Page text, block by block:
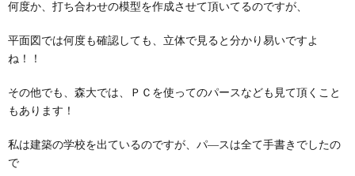
何度か、打ち合わせの模型を作成させて頂いてるのですが、
平面図では何度も確認しても、立体で見ると分かり易いですよ
ね！！
その他でも、森大では、ＰＣを使ってのパースなども見て頂くこと
もあります！
私は建築の学校を出ているのですが、パ―スは全て手書きでしたの
で